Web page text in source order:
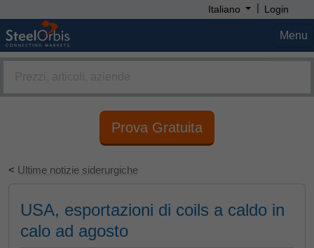
Italiano | Login
Menu
Prova Gratuita
< Ultime notizie siderurgiche
USA, esportazioni di coils a caldo in
calo ad agosto